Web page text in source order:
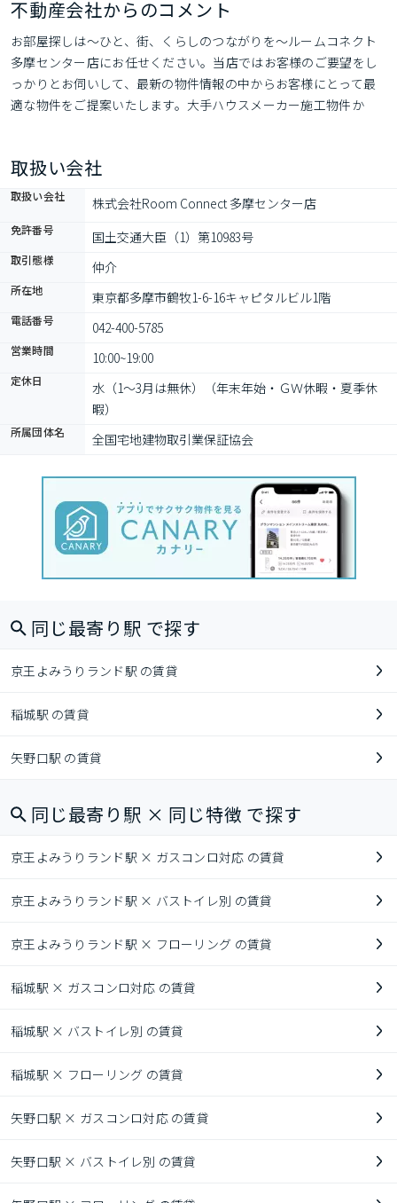
不動産会社からのコメント
お部屋探しは～ひと、街、くらしのつながりを～ルームコネクト
多摩センター店にお任せください。当店ではお客様のご要望をし
っかりとお伺いして、最新の物件情報の中からお客様にとって最
適な物件をご提案いたします。大手ハウスメーカー施工物件か
ートなど素敵な新生活につながるお手伝いもしていきます。
取扱い会社
取扱い会社 株式会社Room Connect 多摩センター店
免許番号 国土交通大臣（1）第10983号
取引態様 仲介
所在地 東京都多摩市鶴牧1-6-16キャピタルビル1階
電話番号 042-400-5785
営業時間 10:00~19:00
定休日
水（1～3月は無休）（年末年始・ＧＷ休暇・夏季休
暇）
所属団体名 全国宅地建物取引業保証協会
同じ最寄り駅 で探す
京王よみうりランド駅 の賃貸
稲城駅 の賃貸
矢野口駅 の賃貸
同じ最寄り駅 × 同じ特徴 で探す
京王よみうりランド駅 × ガスコンロ対応 の賃貸
京王よみうりランド駅 × バストイレ別 の賃貸
京王よみうりランド駅 × フローリング の賃貸
稲城駅 × ガスコンロ対応 の賃貸
稲城駅 × バストイレ別 の賃貸
稲城駅 × フローリング の賃貸
矢野口駅 × ガスコンロ対応 の賃貸
矢野口駅 × バストイレ別 の賃貸